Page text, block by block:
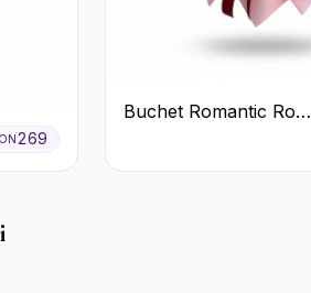
269
Buchet Romantic Roșu